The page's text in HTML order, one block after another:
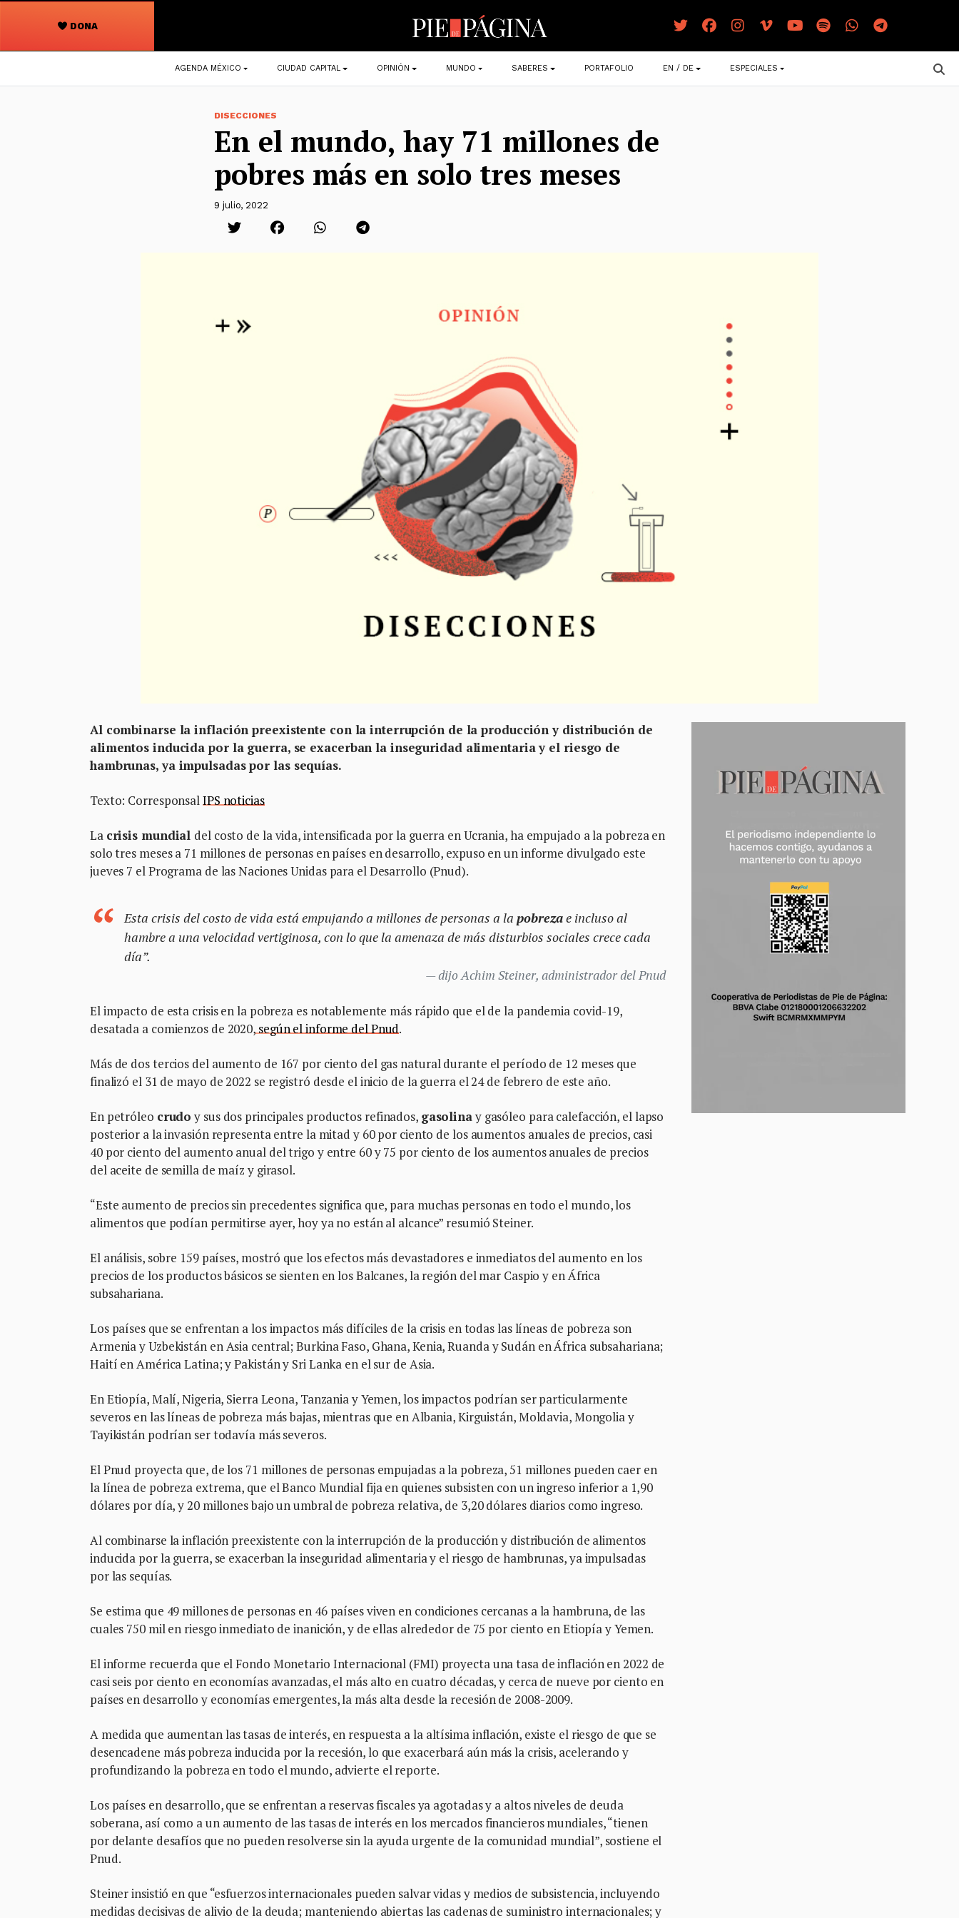
DONA
Navegación
principal
AGENDA MÉXICO CIUDAD CAPITAL OPINIÓN MUNDO SABERES PORTAFOLIO EN / DE ESPECIALES
DISECCIONES
En el mundo, hay 71 millones de
pobres más en solo tres meses
9 julio, 2022
Al combinarse la inflación preexistente con la interrupción de la producción y distribución de
alimentos inducida por la guerra, se exacerban la inseguridad alimentaria y el riesgo de
hambrunas, ya impulsadas por las sequías.
Texto: CorresponsalIPS noticias
La crisis mundial del costo de la vida, intensificada por la guerra en Ucrania, ha empujado a la pobreza en
solo tres meses a 71 millones de personas en países en desarrollo, expuso en un informe divulgado este
jueves 7 el Programa de las Naciones Unidas para el Desarrollo (Pnud).
Esta crisis del costo de vida está empujando a millones de personas a la pobrezae incluso al
hambre a una velocidad vertiginosa, con lo que la amenaza de más disturbios sociales crece cada
día”.
dijo Achim Steiner, administrador del Pnud
El impacto de esta crisis en la pobreza es notablemente más rápido que el de la pandemia covid-19,
desatada a comienzos de 2020,según el informe del Pnud.
Más de dos tercios del aumento de 167 por ciento del gas natural durante el período de 12 meses que
finalizó el 31 de mayo de 2022 se registró desde el inicio de la guerra el 24 de febrero de este año.
En petróleo crudo y sus dos principales productos refinados, gasolinay gasóleo para calefacción, el lapso
posterior a la invasión representa entre la mitad y 60 por ciento de los aumentos anuales de precios, casi
40 por ciento del aumento anual del trigo y entre 60 y 75 por ciento de los aumentos anuales de precios
del aceite de semilla de maíz y girasol.
“Este aumento de precios sin precedentes significa que, para muchas personas en todo el mundo, los
alimentos que podían permitirse ayer, hoy ya no están al alcance” resumió Steiner.
El análisis, sobre 159 países, mostró que los efectos más devastadores e inmediatos del aumento en los
precios de los productos básicos se sienten en los Balcanes, la región del mar Caspio y en África
subsahariana.
Los países que se enfrentan a los impactos más difíciles de la crisis en todas las líneas de pobreza son
Armenia y Uzbekistán en Asia central; Burkina Faso, Ghana, Kenia, Ruanda y Sudán en África subsahariana;
Haití en América Latina; y Pakistán y Sri Lanka en el sur de Asia.
En Etiopía, Malí, Nigeria, Sierra Leona, Tanzania y Yemen, los impactos podrían ser particularmente
severos en las líneas de pobreza más bajas, mientras que en Albania, Kirguistán, Moldavia, Mongolia y
Tayikistán podrían ser todavía más severos.
El Pnud proyecta que, de los 71 millones de personas empujadas a la pobreza, 51 millones pueden caer en
la línea de pobreza extrema, que el Banco Mundial fija en quienes subsisten con un ingreso inferior a 1,90
dólares por día, y 20 millones bajo un umbral de pobreza relativa, de 3,20 dólares diarios como ingreso.
Al combinarse la inflación preexistente con la interrupción de la producción y distribución de alimentos
inducida por la guerra, se exacerban la inseguridad alimentaria y el riesgo de hambrunas, ya impulsadas
por las sequías.
Se estima que 49 millones de personas en 46 países viven en condiciones cercanas a la hambruna, de las
cuales 750 mil en riesgo inmediato de inanición, y de ellas alrededor de 75 por ciento en Etiopía y Yemen.
El informe recuerda que el Fondo Monetario Internacional (FMI) proyecta una tasa de inflación en 2022 de
casi seis por ciento en economías avanzadas, el más alto en cuatro décadas, y cerca de nueve por ciento en
países en desarrollo y economías emergentes, la más alta desde la recesión de 2008-2009.
A medida que aumentan las tasas de interés, en respuesta a la altísima inflación, existe el riesgo de que se
desencadene más pobreza inducida por la recesión, lo que exacerbará aún más la crisis, acelerando y
profundizando la pobreza en todo el mundo, advierte el reporte.
Los países en desarrollo, que se enfrentan a reservas fiscales ya agotadas y a altos niveles de deuda
soberana, así como a un aumento de las tasas de interés en los mercados financieros mundiales, “tienen
por delante desafíos que no pueden resolverse sin la ayuda urgente de la comunidad mundial”, sostiene el
Pnud.
Steiner insistió en que “esfuerzos internacionales pueden salvar vidas y medios de subsistencia, incluyendo
medidas decisivas de alivio de la deuda; manteniendo abiertas las cadenas de suministro internacionales; y